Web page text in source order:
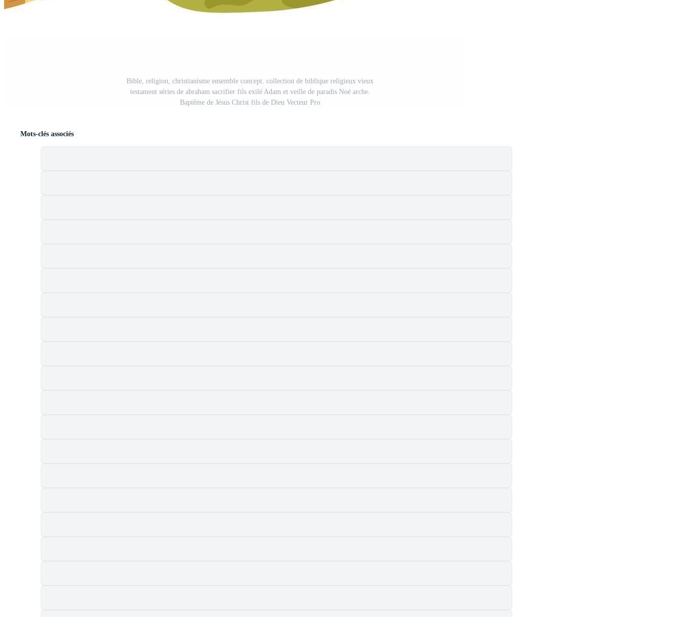
Bible, religion, christianisme ensemble concept. collection de biblique religieux vieux
testament séries de abraham sacrifier fils exilé Adam et veille de paradis Noé arche.
Baptême de Jésus Christ fils de Dieu Vecteur Pro
Mots-clés associés